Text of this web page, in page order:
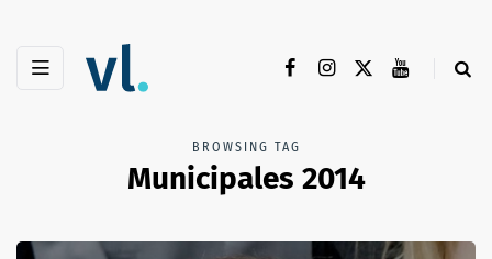
BROWSING TAG
Municipales 2014